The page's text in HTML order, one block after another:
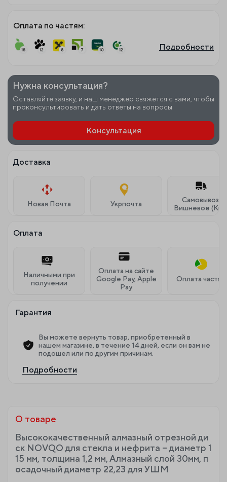
Оплата по частям:
Подробности
Нужна консультация?
Оставляйте заявку, и наш менеджер свяжется с вами, чтобы
проконсультировать и дать ответы на вопросы
Консультация
Доставка
Новая Почта Укрпочта
Самовывоз г.
Вишневое
Оплата
Наличными при
получении
Оплата на сайте
Google Pay, Apple
Pay
Оплата
Гарантия
Вы можете вернуть товар, приобретенный в
нашем магазине, в течение 14 дней, если он вам не
подошел или по другим причинам.
Подробности
О товаре
Высококачественный алмазный отрезной ди
ск NOVQO для стекла и нефрита – диаметр 1
15 мм, толщина 1,2 мм, Алмазный слой 30мм, п
осадочный диаметр 22,23 для УШМ